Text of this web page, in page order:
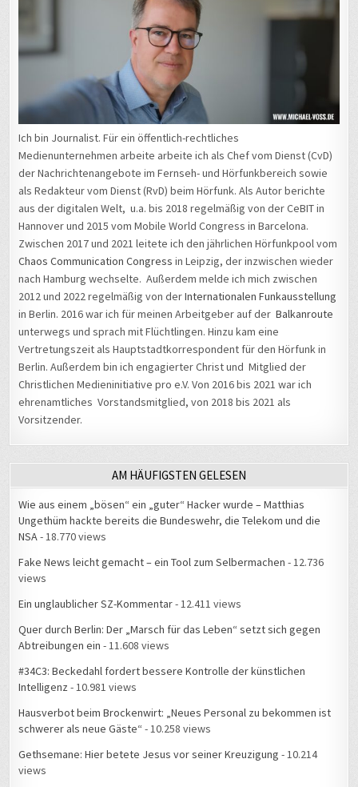
Ich bin Journalist. Für ein öffentlich-rechtliches
Medienunternehmen arbeite arbeite ich als Chef vom Dienst (CvD)
der Nachrichtenangebote im Fernseh- und Hörfunkbereich sowie
als Redakteur vom Dienst (RvD) beim Hörfunk. Als Autor berichte
aus der digitalen Welt, u.a. bis 2018 regelmäßig von der CeBIT in
Hannover und 2015 vom Mobile World Congress in Barcelona.
Zwischen 2017 und 2021 leitete ich den jährlichen Hörfunkpool vom
Chaos Communication Congress in Leipzig, der inzwischen wieder
nach Hamburg wechselte. Außerdem melde ich mich zwischen
2012 und 2022 regelmäßig von derInternationalen Funkausstellung
in Berlin. 2016 war ich für meinen Arbeitgeber auf derBalkanroute
unterwegs und sprach mit Flüchtlingen. Hinzu kam eine
Vertretungszeit als Hauptstadtkorrespondent für den Hörfunk in
Berlin. Außerdem bin ich engagierter Christ und Mitglied der
Christlichen Medieninitiative pro e.V. Von 2016 bis 2021 war ich
ehrenamtliches Vorstandsmitglied, von 2018 bis 2021 als
Vorsitzender.
AM HÄUFIGSTEN GELESEN
Wie aus einem „bösen“ ein „guter“ Hacker wurde – Matthias
Ungethüm hackte bereits die Bundeswehr, die Telekom und die
NSA- 18.770 views
Fake News leicht gemacht – ein Tool zum Selbermachen - 12.736
views
Ein unglaublicher SZ-Kommentar- 12.411 views
Quer durch Berlin: Der „Marsch für das Leben“ setzt sich gegen
Abtreibungen ein - 11.608 views
#34C3: Beckedahl fordert bessere Kontrolle der künstlichen
Intelligenz - 10.981 views
Hausverbot beim Brockenwirt: „Neues Personal zu bekommen ist
schwerer als neue Gäste“ - 10.258 views
Gethsemane: Hier betete Jesus vor seiner Kreuzigung - 10.214
views